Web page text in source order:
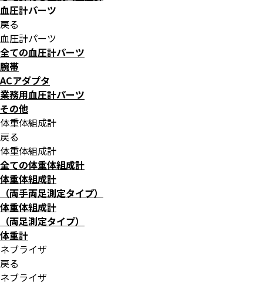
血圧計パーツ
戻る
血圧計パーツ
全ての血圧計パーツ
腕帯
ACアダプタ
業務用血圧計パーツ
その他
体重体組成計
戻る
体重体組成計
全ての体重体組成計
体重体組成計
（両手両足測定タイプ）
体重体組成計
（両足測定タイプ）
体重計
ネブライザ
戻る
ネブライザ